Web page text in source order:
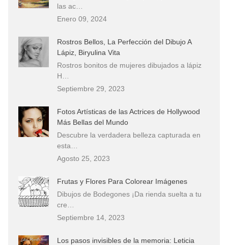
las ac…
Enero 09, 2024
Rostros Bellos, La Perfección del Dibujo A
Lápiz, Biryulina Vita
Rostros bonitos de mujeres dibujados a lápiz
H…
Septiembre 29, 2023
Fotos Artísticas de las Actrices de Hollywood
Más Bellas del Mundo
Descubre la verdadera belleza capturada en
esta…
Agosto 25, 2023
Frutas y Flores Para Colorear Imágenes
Dibujos de Bodegones ¡Da rienda suelta a tu
cre…
Septiembre 14, 2023
Los pasos invisibles de la memoria: Leticia